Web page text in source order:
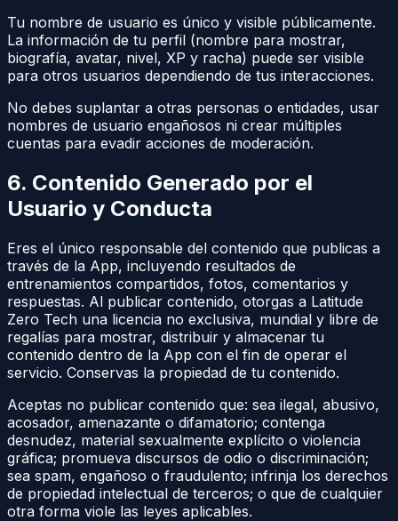
Tu nombre de usuario es único y visible públicamente.
La información de tu perfil (nombre para mostrar,
biografía, avatar, nivel, XP y racha) puede ser visible
para otros usuarios dependiendo de tus interacciones.
No debes suplantar a otras personas o entidades, usar
nombres de usuario engañosos ni crear múltiples
cuentas para evadir acciones de moderación.
6. Contenido Generado por el
Usuario y Conducta
Eres el único responsable del contenido que publicas a
través de la App, incluyendo resultados de
entrenamientos compartidos, fotos, comentarios y
respuestas. Al publicar contenido, otorgas a Latitude
Zero Tech una licencia no exclusiva, mundial y libre de
regalías para mostrar, distribuir y almacenar tu
contenido dentro de la App con el fin de operar el
servicio. Conservas la propiedad de tu contenido.
Aceptas no publicar contenido que: sea ilegal, abusivo,
acosador, amenazante o difamatorio; contenga
desnudez, material sexualmente explícito o violencia
gráfica; promueva discursos de odio o discriminación;
sea spam, engañoso o fraudulento; infrinja los derechos
de propiedad intelectual de terceros; o que de cualquier
otra forma viole las leyes aplicables.